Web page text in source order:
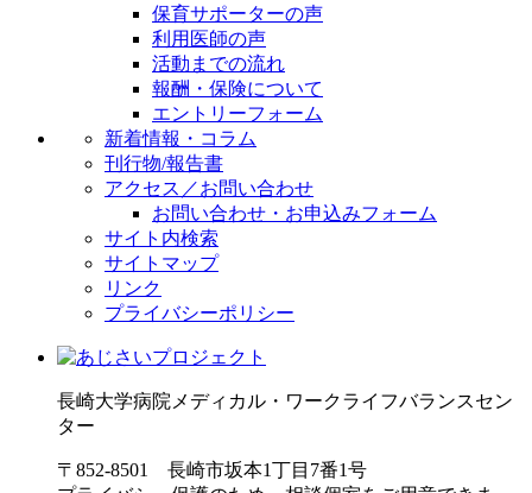
保育サポーターの声
利用医師の声
活動までの流れ
報酬・保険について
エントリーフォーム
新着情報・コラム
刊行物/報告書
アクセス／お問い合わせ
お問い合わせ・お申込みフォーム
サイト内検索
サイトマップ
リンク
プライバシーポリシー
長崎大学病院 メディカル・ワークライフバランスセン
ター
〒852-8501 長崎市坂本1丁目7番1号